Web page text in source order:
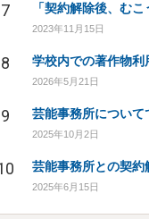
7
2023年11月15日
8 学校内での著作物利
2026年5月21日
9 芸能事務所について
2025年10月2日
2025年6月15日